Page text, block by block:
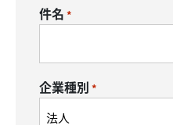
件名 *
企業種別 *